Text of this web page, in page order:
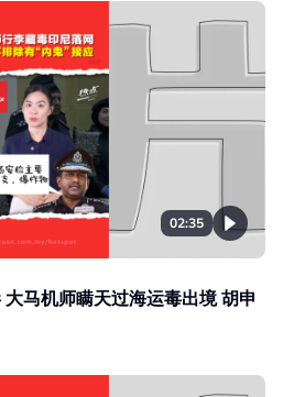
02:35
马机师瞒天过海运毒出境 胡申